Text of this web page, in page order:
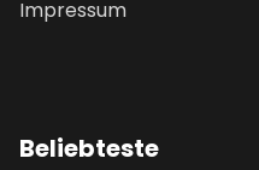
Impressum
Beliebteste